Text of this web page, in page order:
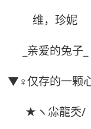
维，珍妮
_亲爱的兔子_
▼♀仅存的一颗
★ヽ尛龍秂/